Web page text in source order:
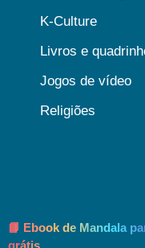
K-Culture
Livros e
Jogos de vídeo
Religiões
📘 Ebook de Mandala
grátis